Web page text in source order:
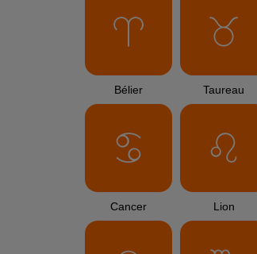
Bélier Taureau
Cancer Lion